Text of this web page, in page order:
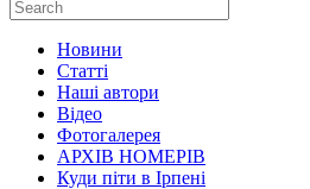
Новини
Статті
Наші автори
Відео
Фотогалерея
АРХІВ НОМЕРІВ
Куди піти в Ірпені